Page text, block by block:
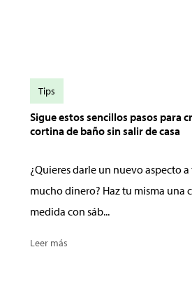
Sigue estos sencillos pasos para
cortina de baño sin salir de casa
¿Quieres darle un nuevo aspecto
mucho dinero? Haz tu misma una
medida con sáb...
Leer más
Tips